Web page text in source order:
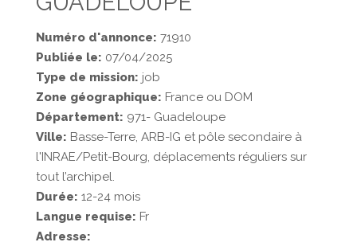
Numéro d'annonce: 71910
Publiée le: 07/04/2025
Type de mission: job
Zone géographique: France ou DOM
Département: 971- Guadeloupe
Ville: Basse-Terre, ARB-IG et pôle secondaire à
l'INRAE/Petit-Bourg, déplacements réguliers sur
tout l’archipel.
Durée: 12-24 mois
Langue requise: Fr
Adresse: